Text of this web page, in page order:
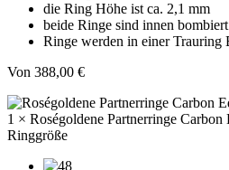
die Ring Höhe ist ca. 2,1 mm
beide Ringe sind innen bombiert
Ringe werden in einer Trauring
Von 388,00 €
1 × Roségoldene Partnerringe Carbon
Ringgröße